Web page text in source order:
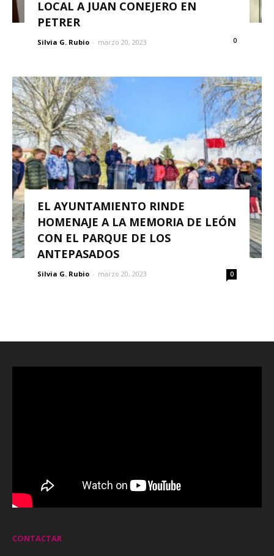
LOCAL A JUAN CONEJERO EN
PETRER
Silvia G. Rubio - marzo 20, 2023 0
EL AYUNTAMIENTO RINDE
HOMENAJE A LA MEMORIA DE LEÓN
CON EL PARQUE DE LOS
ANTEPASADOS
Silvia G. Rubio - marzo 20, 2023 0
CONTACTAR